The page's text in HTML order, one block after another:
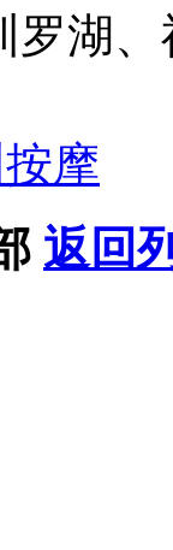
罗湖
摩
返回